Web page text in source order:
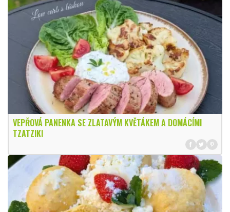
VEPŘOVÁ PANENKA SE ZLATAVÝM KVĚTÁKEM A DOMÁCÍMI
TZATZIKI